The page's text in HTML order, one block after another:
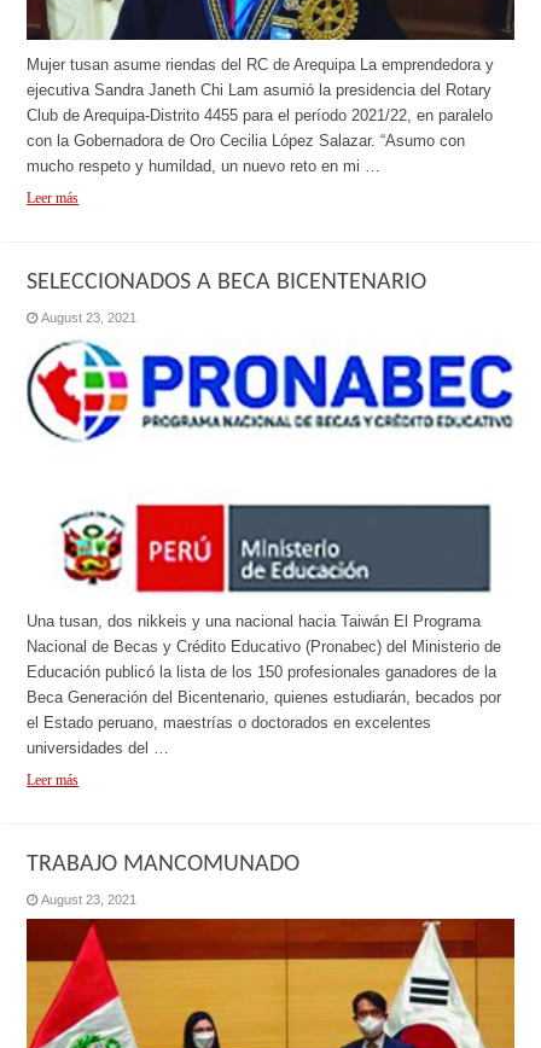
Mujer tusan asume riendas del RC de Arequipa La emprendedora y
ejecutiva Sandra Janeth Chi Lam asumió la presidencia del Rotary
Club de Arequipa-Distrito 4455 para el período 2021/22, en paralelo
con la Gobernadora de Oro Cecilia López Salazar. “Asumo con
mucho respeto y humildad, un nuevo reto en mi …
Leer más
SELECCIONADOS A BECA BICENTENARIO
August 23, 2021
Una tusan, dos nikkeis y una nacional hacia Taiwán El Programa
Nacional de Becas y Crédito Educativo (Pronabec) del Ministerio de
Educación publicó la lista de los 150 profesionales ganadores de la
Beca Generación del Bicentenario, quienes estudiarán, becados por
el Estado peruano, maestrías o doctorados en excelentes
universidades del …
Leer más
TRABAJO MANCOMUNADO
August 23, 2021